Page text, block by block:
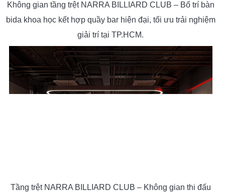
Không gian tầng trệt NARRA BILLIARD CLUB – Bố trí bàn
bida khoa học kết hợp quầy bar hiện đại, tối ưu trải nghiệm
giải trí tại TP.HCM.
Tầng trệt NARRA BILLIARD CLUB – Không gian thi đấu